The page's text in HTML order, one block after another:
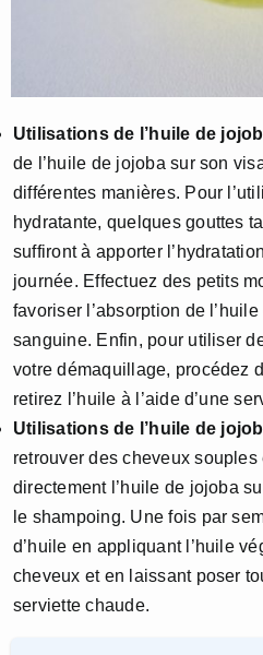
Utilisations de l’huile de
de l’huile de jojoba sur son
différentes manières. Pour
hydratante, quelques gouttes
suffiront à apporter
journée. Effectuez des petits
favoriser l’absorption de
sanguine. Enfin, pour utiliser
votre démaquillage, procédez
retirez l’huile à l’aide d’une
Utilisations de l’huile de
retrouver des cheveux
directement l’huile de jojoba
le shampoing. Une fois par
d’huile en appliquant l’huile
cheveux et en laissant poser
serviette chaude.